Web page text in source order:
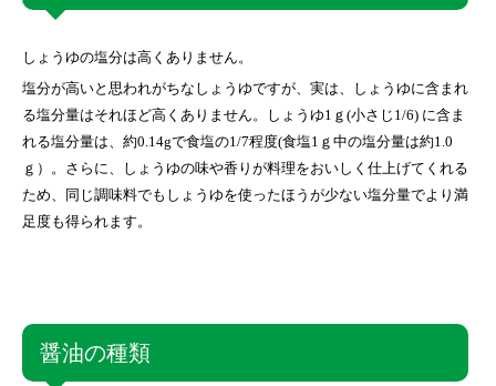
しょうゆの塩分は高くありません。
塩分が高いと思われがちなしょうゆですが、実は、しょうゆに含まれ
る塩分量はそれほど高くありません。しょうゆ1ｇ(小さじ1/6) に含ま
れる塩分量は、約0.14gで食塩の1/7程度(食塩1ｇ中の塩分量は約1.0
ｇ）。さらに、しょうゆの味や香りが料理をおいしく仕上げてくれる
ため、同じ調味料でもしょうゆを使ったほうが少ない塩分量でより満
足度も得られます。
醤油の種類